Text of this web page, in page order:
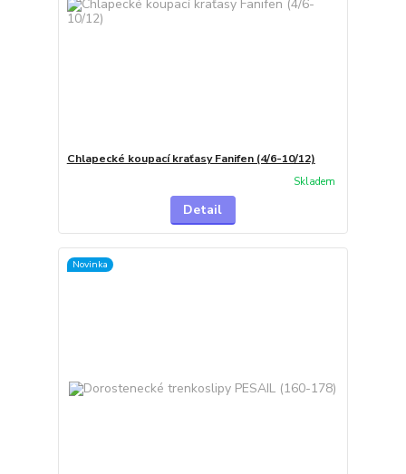
Chlapecké koupací kraťasy Fanifen (4/6-10/12)
Skladem
Detail
Novinka